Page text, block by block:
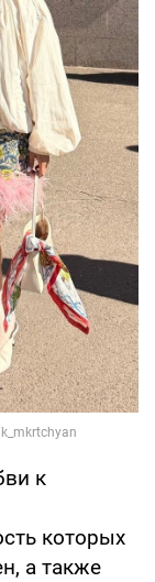
к
которых
а также